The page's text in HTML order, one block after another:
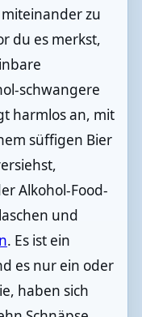
zu
du es merkst,
schwangere
harmlos an, mit
süffigen Bier
Alkohol-Food-
und
. Es ist ein
es nur ein oder
haben sich